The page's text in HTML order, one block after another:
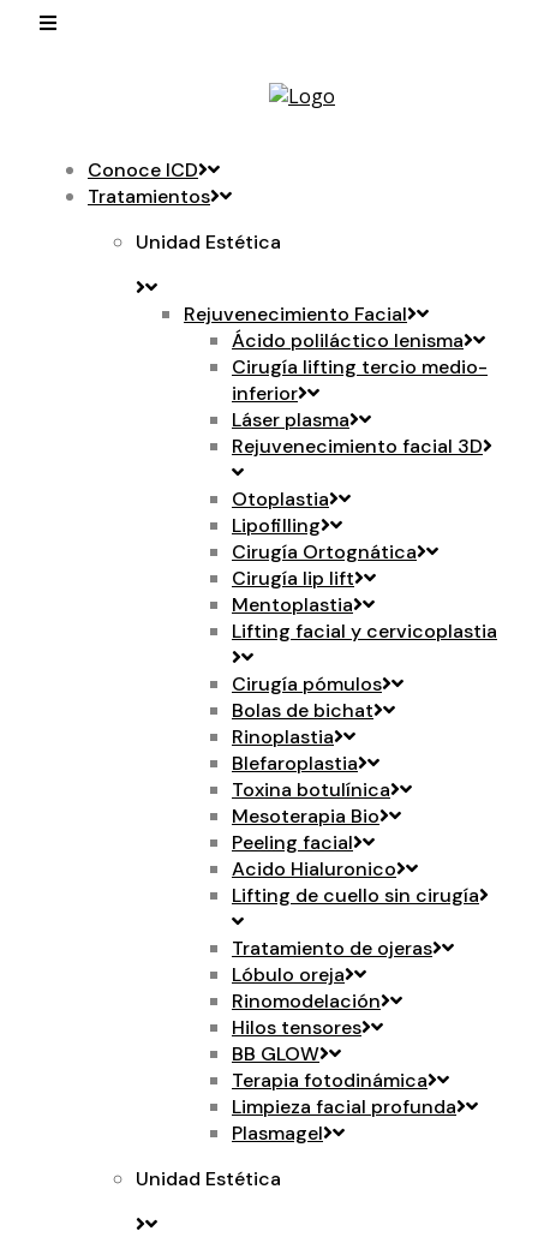
Conoce ICD
Tratamientos
Unidad Estética
Rejuvenecimiento Facial
Ácido poliláctico lenisma
Cirugía lifting tercio medio-
inferior
Láser plasma
Rejuvenecimiento facial 3D
Otoplastia
Lipofilling
Cirugía Ortognática
Cirugía lip lift
Mentoplastia
Lifting facial y cervicoplastia
Cirugía pómulos
Bolas de bichat
Rinoplastia
Blefaroplastia
Toxina botulínica
Mesoterapia Bio
Peeling facial
Acido Hialuronico
Lifting de cuello sin cirugía
Tratamiento de ojeras
Lóbulo oreja
Rinomodelación
Hilos tensores
BB GLOW
Terapia fotodinámica
Limpieza facial profunda
Plasmagel
Unidad Estética